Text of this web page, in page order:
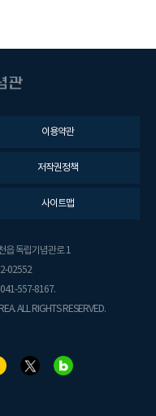
이용약관
저작권정책
사이트맵
읍 독립기념관로 1
02552
557-8167.
ALL RIGHTS RESERVED.